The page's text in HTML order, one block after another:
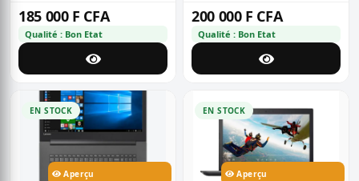
185 000 F CFA
Qualité : Bon Etat
200 000 F CFA
Qualité : Bon Etat
EN STOCK
Aperçu
EN STOCK
Aperçu